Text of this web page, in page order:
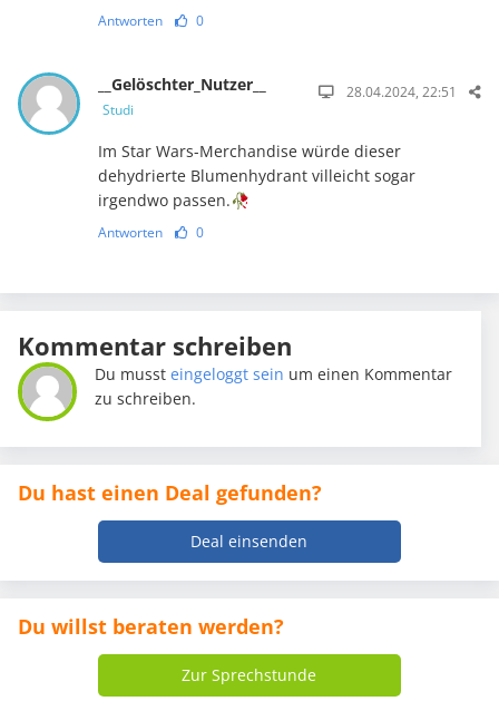
Antworten 0
__Gelöschter_Nutzer__
Studi
28.04.2024, 22:51
Im Star Wars-Merchandise würde dieser
dehydrierte Blumenhydrant villeicht sogar
irgendwo passen.🥀
Antworten 0
Kommentar schreiben
Du mussteingeloggt sein um einen Kommentar
zu schreiben.
Du hast einen Deal gefunden?
Deal einsenden
Du willst beraten werden?
Zur Sprechstunde